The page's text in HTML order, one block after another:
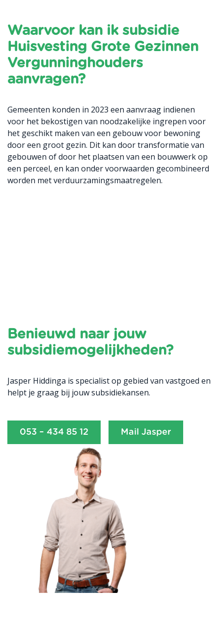
Waarvoor kan ik subsidie
Huisvesting Grote Gezinnen
Vergunninghouders
aanvragen?
Gemeenten konden in 2023 een aanvraag indienen
voor het bekostigen van noodzakelijke ingrepen voor
het geschikt maken van een gebouw voor bewoning
door een groot gezin. Dit kan door transformatie van
gebouwen of door het plaatsen van een bouwwerk op
een perceel, en kan onder voorwaarden gecombineerd
worden met verduurzamingsmaatregelen.
Benieuwd naar jouw
subsidiemogelijkheden?
Jasper Hiddinga is specialist op gebied van vastgoed en
helpt je graag bij jouw subsidiekansen.
053 – 434 85 12 Mail Jasper